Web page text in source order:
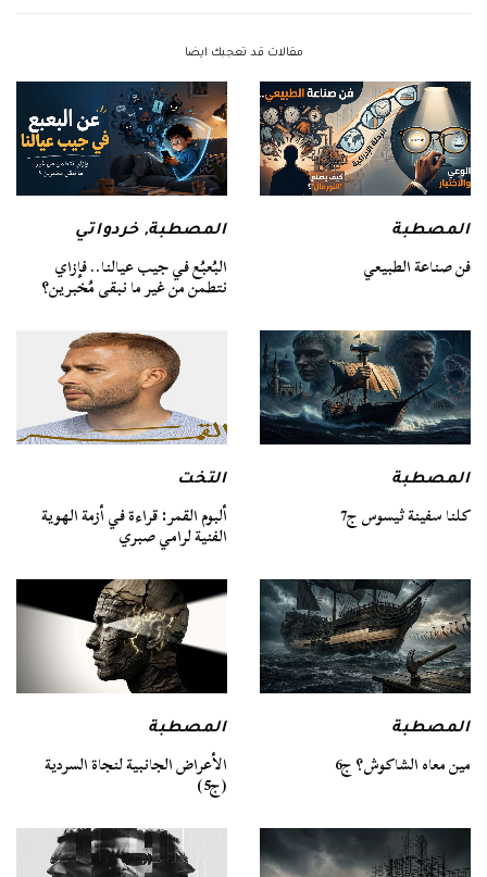
مقالات قد تعجبك ايضا
المصطبة
فن صناعة الطبيعي
المصطبة,خردواتي
البُعبُع في جيب عيالنا.. فإزاي
نتطمن من غير ما نبقى مُخبرين؟
المصطبة
كلنا سفينة ثيسوس ج7
التخت
ألبوم القمر: قراءة في أزمة الهوية
الفنية لرامي صبري
المصطبة
مين معاه الشاكوش؟ ج6
المصطبة
الأعراض الجانبية لنجاة السردية
(ج5)